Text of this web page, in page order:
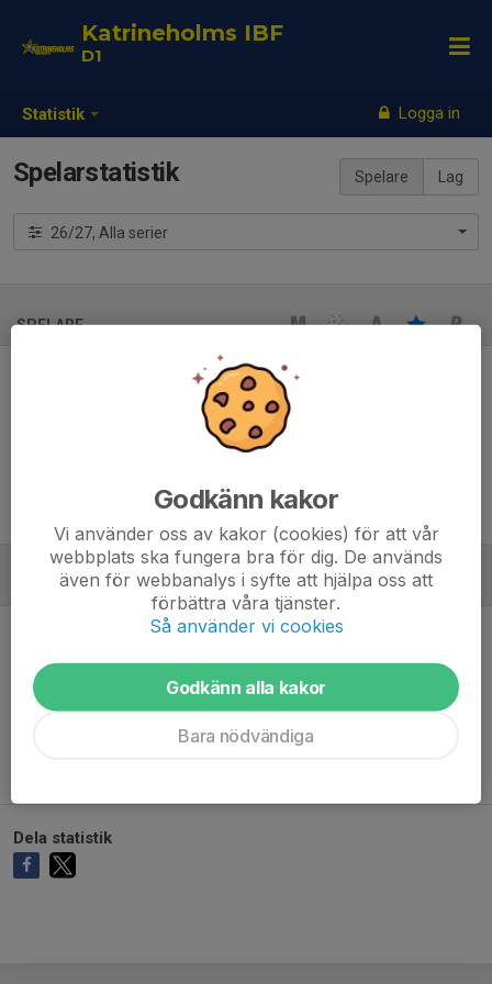
Statistik Logga in
Katrineholms IBF
D1
Spelare Lag
Spelarstatistik
26/27, Alla serier
SPELARE
Ingen spelarstatistik inlagd
MÅLVAKTER
Dela statistik
Godkänn kakor
Vi använder oss av kakor (cookies) för att vår
webbplats ska fungera bra för dig. De används
även för webbanalys i syfte att hjälpa oss att
förbättra våra tjänster.
Så använder vi cookies
Godkänn alla kakor
Bara nödvändiga